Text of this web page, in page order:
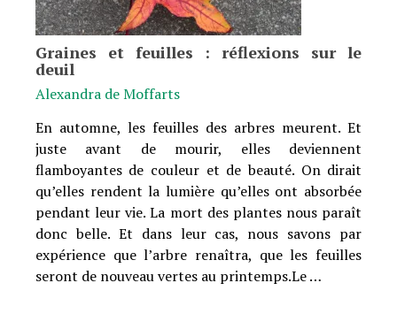
Graines et feuilles : réflexions sur le
deuil
Alexandra de Moffarts
En automne, les feuilles des arbres meurent. Et
juste avant de mourir, elles deviennent
flamboyantes de couleur et de beauté. On dirait
qu’elles rendent la lumière qu’elles ont absorbée
pendant leur vie. La mort des plantes nous paraît
donc belle. Et dans leur cas, nous savons par
expérience que l’arbre renaîtra, que les feuilles
seront de nouveau vertes au printemps.Le …